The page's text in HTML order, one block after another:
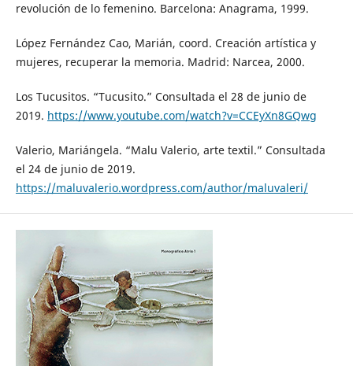
revolución de lo femenino. Barcelona: Anagrama, 1999.
López Fernández Cao, Marián, coord. Creación artística y
mujeres, recuperar la memoria. Madrid: Narcea, 2000.
Los Tucusitos. “Tucusito.” Consultada el 28 de junio de
2019. https://www.youtube.com/watch?v=CCEyXn8GQwg
Valerio, Mariángela. “Malu Valerio, arte textil.” Consultada
el 24 de junio de 2019.
https://maluvalerio.wordpress.com/author/maluvaleri/